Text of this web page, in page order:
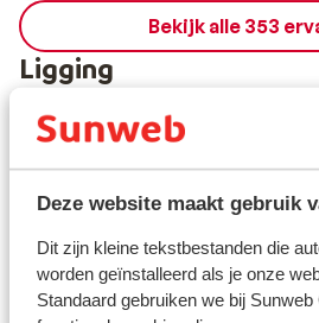
Deze website maakt gebruik
Dit zijn kleine tekstbestanden die
worden geïnstalleerd als je onze
Standaard gebruiken we bij
Bekijk alle 353
Ligging
Bekijk op